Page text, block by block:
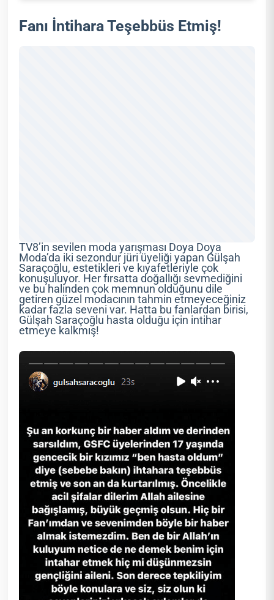
Fanı İntihara Teşebbüs Etmiş!
TV8’in sevilen moda yarışması Doya Doya
Moda’da iki sezondur jüri üyeliği yapan Gülşah
Saraçoğlu, estetikleri ve kıyafetleriyle çok
konuşuluyor. Her fırsatta doğallığı sevmediğini
ve bu halinden çok memnun olduğunu dile
getiren güzel modacının tahmin etmeyeceğiniz
kadar fazla seveni var. Hatta bu fanlardan birisi,
Gülşah Saraçoğlu hasta olduğu için intihar
etmeye kalkmış!